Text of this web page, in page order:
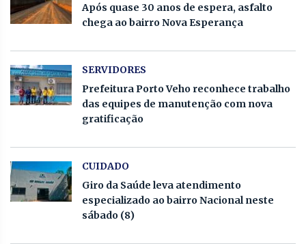
Após quase 30 anos de espera, asfalto
chega ao bairro Nova Esperança
SERVIDORES
Prefeitura Porto Veho reconhece trabalho
das equipes de manutenção com nova
gratificação
CUIDADO
Giro da Saúde leva atendimento
especializado ao bairro Nacional neste
sábado (8)